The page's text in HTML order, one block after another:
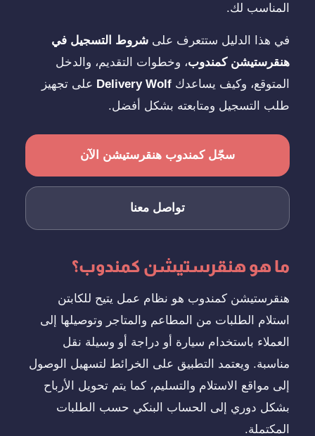
المناسب لك.
في هذا الدليل ستتعرف على شروط التسجيل في
هنقرستيشن كمندوب، وخطوات التقديم، والدخل
المتوقع، وكيف يساعدك Delivery Wolf على تجهيز
طلب التسجيل ومتابعته بشكل أفضل.
سجّل كمندوب هنقرستيشن الآن
تواصل معنا
ما هو هنقرستيشن كمندوب؟
هنقرستيشن كمندوب هو نظام عمل يتيح للكابتن
استلام الطلبات من المطاعم والمتاجر وتوصيلها إلى
العملاء باستخدام سيارة أو دراجة أو وسيلة نقل
مناسبة. ويعتمد التطبيق على الخرائط لتسهيل الوصول
إلى مواقع الاستلام والتسليم، كما يتم تحويل الأرباح
بشكل دوري إلى الحساب البنكي حسب الطلبات
المكتملة.